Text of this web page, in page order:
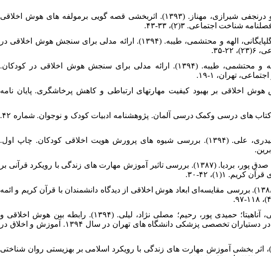
۱۰. علی اکبری دهکردی، مهناز؛ علیپور، احمد و درنجفی شیرازی، مهناز. (۱۳۹۳). اثربخشی قصه گویی برمولفه های هوش اخلاقی
اجتماعی. ۳(۲)، ۳۳-۴۳.
۱۱. علی اکبری دهکردی، علیپور، احمد؛ مهناز؛ گلپایگانی، الهه و محتشمی، طیبه. (۱۳۹۴). ارائه مدلی برای سنجش هوش اخلاقی در
۳۵.
۱۲. علی اکبری دهکردی، مهناز؛ گلپایگانی، الهه و محتشمی، طیبه. (۱۳۹۴). ارائه مدلی برای سنجش هوش اخلاقی در کودکان.
تهران، ۱-۱۹.
(۱۳۹۴). بررسی آموزش هوش اخلاقی بر بهبود کیفیت مهارتهای ارتباطی و کاهش پرخاشگری. پایان نامه
۱۴. کیاکمال، بهروز. (۱۳۹۰). قصه و داستان در کتاب های درسی وکمک درسی آلمان. پژوهشنامه ادبیات کودک و نوجوان. شماره ۴۲.
۱۵. لطیفی، زهره. صادقی هسنیجه، اکرم و حیدری، علی. (۱۳۹۴). بررسی شیوه های پرورش هویت اخلاقی کودکان. چاپ اول.
۱۶. محمودیان، مهدی؛ خوش کنش، الهه و صالح صدق پور، بردیا. (۱۳۸۷). بررسی تاثیر آموزش مهارت های زندگی با رویکرد قرآنی بر
۱(۱)، ۴۲-۳۰.
۱۷. مختاری‌پور، مرضیه و ســیادت، سیدعلی. (۱۳۸۸). بررسی مقایسه‌ای ابعاد هوش اخلاقی از دیدگاه دانشمندان با قرآن کریم و ائمه
۱۸. مشرقی کاویجانی، سمانه؛ خدابخشی کولایی، آناهیتا؛ حمیدی پور، رحیم؛ مصلی نژاد، لیلی. (۱۳۹۴). رابطه بین هوش اخلاقی و
سازگاری اجتماعی با شیوه های مقابله استرس در دستیاران تخصصی پزشکی دانشگاه های تهران در سال ۱۳۹۴. آموزش و اخلاق در
۱۹. مرحمتی ، زهرا ، فولادچنگ ، محبوبه (۱۳۹۶)، اثر بخشی آموزش مهارت های زندگی با رویکرد اسلامی بر بهزیستی روان شناختی